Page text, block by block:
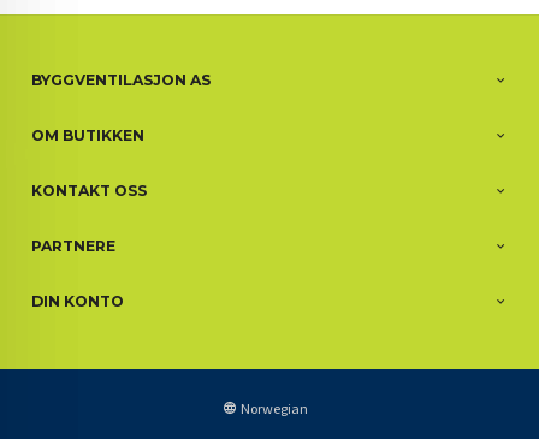
BYGGVENTILASJON AS
OM BUTIKKEN
KONTAKT OSS
PARTNERE
DIN KONTO
Norwegian